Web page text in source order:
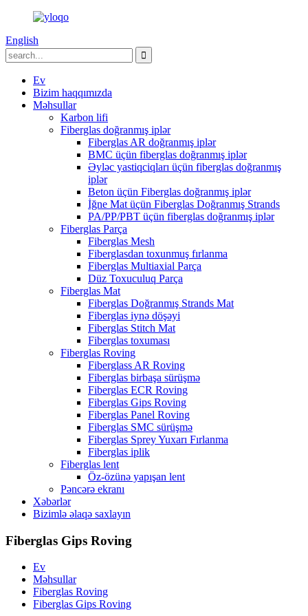
English
Ev
Bizim haqqımızda
Məhsullar
Karbon lifi
Fiberglas doğranmış iplər
Fiberglas AR doğranmış iplər
BMC üçün fiberglas doğranmış iplər
Əyləc yastiqciqları üçün fiberglas doğranmış
iplər
Beton üçün Fiberglas doğranmış iplər
İğne Mat üçün Fiberglas Doğranmış Strands
PA/PP/PBT üçün fiberglas doğranmış iplər
Fiberglas Parça
Fiberglas Mesh
Fiberglasdan toxunmuş fırlanma
Fiberglas Multiaxial Parça
Düz Toxuculuq Parça
Fiberglas Mat
Fiberglas Doğranmış Strands Mat
Fiberglas iynə döşəyi
Fiberglas Stitch Mat
Fiberglas toxuması
Fiberglas Roving
Fiberglass AR Roving
Fiberglas birbaşa sürüşmə
Fiberglas ECR Roving
Fiberglas Gips Roving
Fiberglas Panel Roving
Fiberglas SMC sürüşmə
Fiberglas Sprey Yuxarı Fırlanma
Fiberglas iplik
Fiberglas lent
Öz-özünə yapışan lent
Pəncərə ekranı
Xəbərlər
Bizimlə əlaqə saxlayın
Fiberglas Gips Roving
Ev
Məhsullar
Fiberglas Roving
Fiberglas Gips Roving